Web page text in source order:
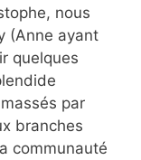
nous
(Anne ayant
quelques
par
branches
communauté